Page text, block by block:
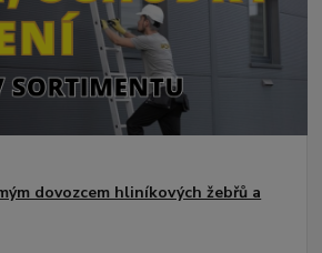
dovozcem hliníkových žebřů a